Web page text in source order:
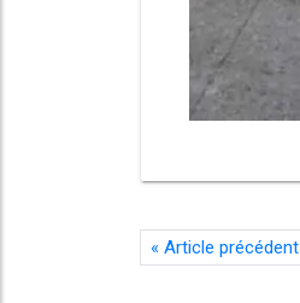
«Article précédent